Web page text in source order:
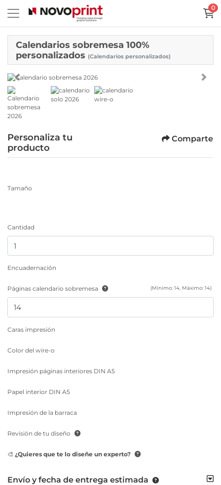
0
Calendarios sobremesa 100%
personalizados (Calendarios personalizados)
Personaliza tu
producto
Comparte
Tamaño
Cantidad
Encuadernación
(Mínimo: 14, Máximo: 14)
Páginas calendario sobremesa
Caras impresión
Color del wire-o
Impresión páginas interiores DIN A5
Papel interior DIN A5
Impresión de la barraca
Revisión de tu diseño
🎨 ¿Quieres que te lo diseñe un experto?
Envío y fecha de entrega estimada